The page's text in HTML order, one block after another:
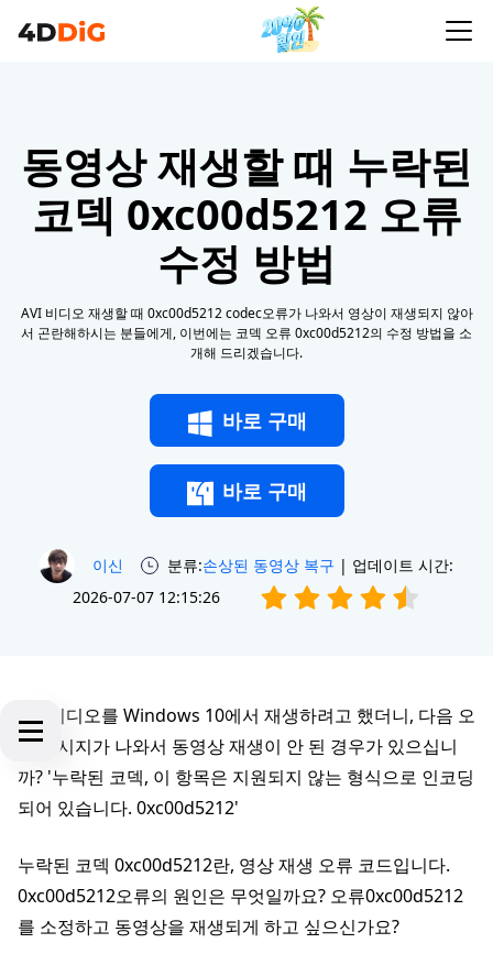
동영상 재생할 때 누락된
코덱 0xc00d5212 오류
수정 방법
AVI 비디오 재생할 때 0xc00d5212 codec오류가 나와서 영상이 재생되지 않아
서 곤란해하시는 분들에게, 이번에는 코덱 오류 0xc00d5212의 수정 방법을 소
개해 드리겠습니다.
바로 구매
바로 구매
이신 분류:손상된 동영상 복구 | 업데이트 시간:
2026-07-07 12:15:26
AVI 비디오를 Windows 10에서 재생하려고 했더니, 다음 오
류 메시지가 나와서 동영상 재생이 안 된 경우가 있으십니
까? '누락된 코덱, 이 항목은 지원되지 않는 형식으로 인코딩
되어 있습니다. 0xc00d5212'
누락된 코덱 0xc00d5212란, 영상 재생 오류 코드입니다.
0xc00d5212오류의 원인은 무엇일까요? 오류0xc00d5212
를 소정하고 동영상을 재생되게 하고 싶으신가요?